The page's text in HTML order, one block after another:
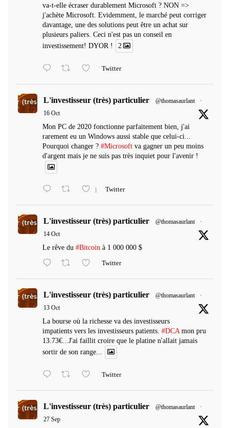
va-t-elle écraser durablement Microsoft ? NON =>
j'achète Microsoft. Evidemment, le marché peut corriger
davantage, une des solutions peut être un achat sur
plusieurs paliers. Ceci n'est pas un conseil en
investissement! DYOR !
2
Twitter
L'investisseur (très) particulier @thomasaurlant
·
16 Oct
Mon PC de 2020 fonctionne parfaitement bien, j'ai
rarement eu un Windows aussi stable que celui-ci...
Pourquoi changer ? #Microsoft va gagner un peu moins
d'argent mais je ne suis pas très inquiet pour l'avenir !
1 Twitter
L'investisseur (très) particulier @thomasaurlant
·
14 Oct
Le rêve du #Bitcoin à 1 000 000 $
Twitter
L'investisseur (très) particulier @thomasaurlant
·
13 Oct
La bourse où la richesse va des investisseurs
impatients vers les investisseurs patients. #DCAmon pru
13.73€...J'ai faillit croire que le platine n'allait jamais
sortir de son range...
Twitter
L'investisseur (très) particulier @thomasaurlant
·
27 Sep